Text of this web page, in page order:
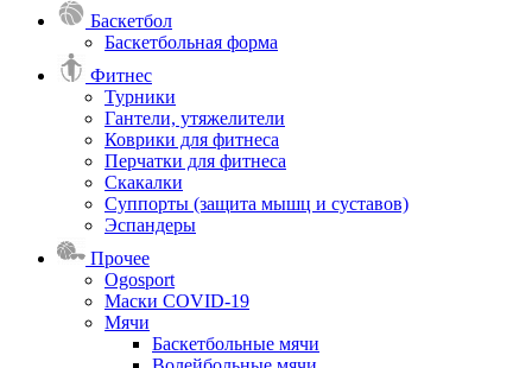
Баскетбол
Баскетбольная форма
Фитнес
Турники
Гантели, утяжелители
Коврики для фитнеса
Перчатки для фитнеса
Скакалки
Суппорты (защита мышц и суставов)
Эспандеры
Прочее
Ogosport
Маски COVID-19
Мячи
Баскетбольные мячи